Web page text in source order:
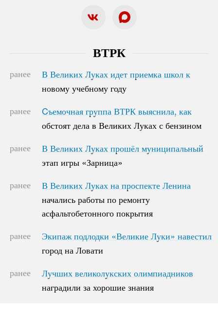
ВТРК
ранее
В Великих Луках идет приемка школ к
новому учебному году
В Великих Луках идет приемка школ к
новому учебному году
ранее
Cъемочная группа ВТРК выяснила, как
обстоят дела в Великих Луках с бензином
Cъемочная группа ВТРК выяснила, как
обстоят дела в Великих Луках с бензином
ранее
В Великих Луках прошёл муниципальный
этап игры «Зарница»
В Великих Луках прошёл муниципальный
этап игры «Зарница»
ранее
В Великих Луках на проспекте Ленина
начались работы по ремонту
асфальтобетонного покрытия
В Великих Луках на проспекте Ленина
начались работы по ремонту
асфальтобетонного покрытия
ранее
Экипаж подлодки «Великие Луки» навестил
город на Ловати
Экипаж подлодки «Великие Луки» навестил
город на Ловати
ранее
Лучших великолукских олимпиадников
наградили за хорошие знания
Лучших великолукских олимпиадников
наградили за хорошие знания